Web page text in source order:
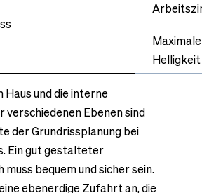
Helligkeit
Haus und die interne
verschiedenen Ebenen sind
der Grundrissplanung bei
Ein gut gestalteter
muss bequem und sicher sein.
ebenerdige Zufahrt an, die